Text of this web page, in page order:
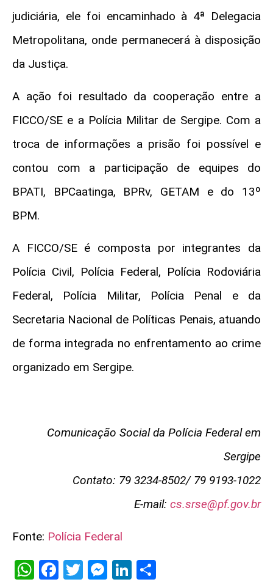
judiciária, ele foi encaminhado à 4ª Delegacia
Metropolitana, onde permanecerá à disposição
da Justiça.
A ação foi resultado da cooperação entre a
FICCO/SE e a Polícia Militar de Sergipe. Com a
troca de informações a prisão foi possível e
contou com a participação de equipes do
BPATI, BPCaatinga, BPRv, GETAM e do 13º
BPM.
A FICCO/SE é composta por integrantes da
Polícia Civil, Polícia Federal, Polícia Rodoviária
Federal, Polícia Militar, Polícia Penal e da
Secretaria Nacional de Políticas Penais, atuando
de forma integrada no enfrentamento ao crime
organizado em Sergipe.
Comunicação Social da Polícia Federal em
Sergipe
Contato: 79 3234-8502/ 79 9193-1022
E-mail: cs.srse@pf.gov.br
Fonte: Polícia Federal
WhatsApp
Facebook
Twitter
Messenger
LinkedIn